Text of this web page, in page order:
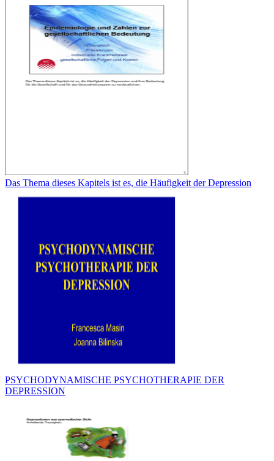
Das Thema dieses Kapitels ist es, die Häufigkeit der Depression
PSYCHODYNAMISCHE PSYCHOTHERAPIE DER
DEPRESSION